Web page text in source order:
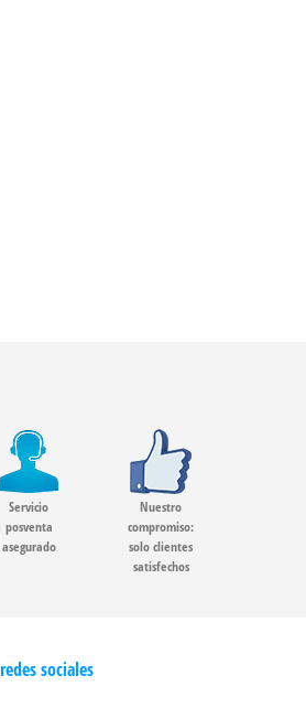
Servicio
posventa
asegurado
Nuestro
compromiso:
solo clientes
satisfechos
sociales